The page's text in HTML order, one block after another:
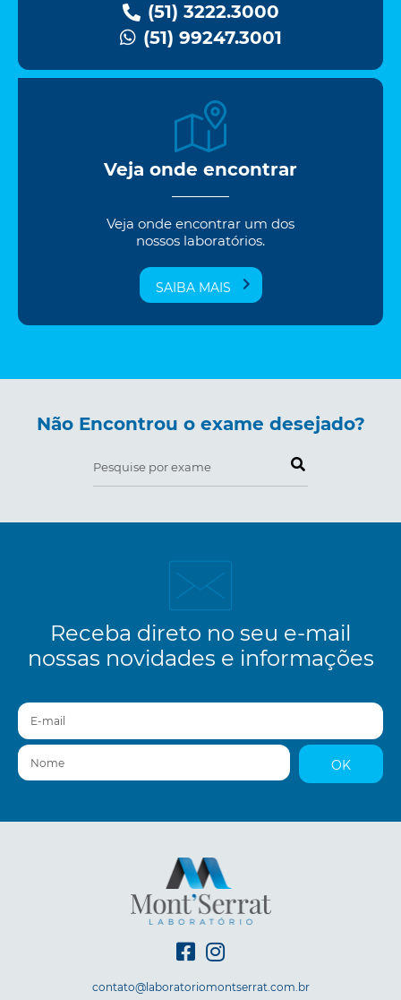
(51) 3222.3000
(51) 99247.3001
Veja onde encontrar
Veja onde encontrar um dos
nossos laboratórios.
SAIBA MAIS
Não Encontrou o exame desejado?
Pesquise por exame
Receba direto no seu e-mail
nossas novidades e informações
E-mail
Nome
OK
contato@laboratoriomontserrat.com.br